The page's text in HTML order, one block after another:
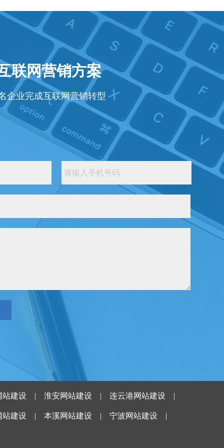
联网营销方案
企业完成互联网营销转型
站建设 |淮安网站建设 |连云港网站建设 |
站建设 |本溪网站建设 |宁波网站建设 |